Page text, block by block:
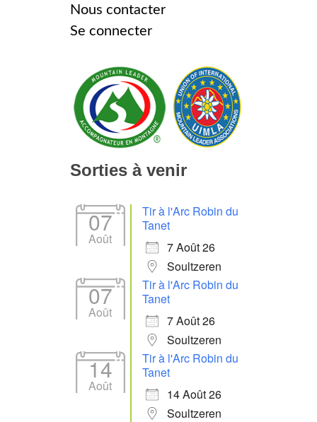
Nous contacter
Se connecter
Sorties à venir
07
Août
Tir à l'Arc Robin du
Tanet
7 Août 26
Soultzeren
07
Août
Tir à l'Arc Robin du
Tanet
7 Août 26
Soultzeren
14
Août
Tir à l'Arc Robin du
Tanet
14 Août 26
Soultzeren